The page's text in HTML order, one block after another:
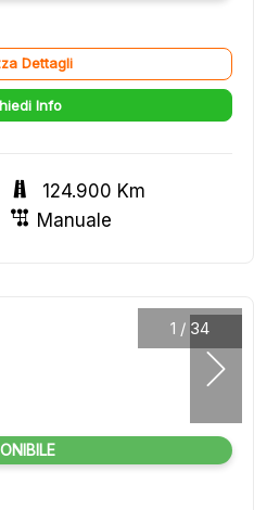
Dettagli
Info
124.900 Km
Manuale
1 / 34